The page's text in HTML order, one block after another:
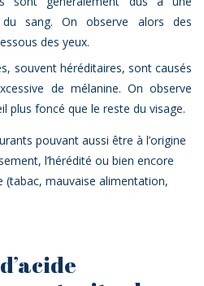
du sang. On observe alors des
des yeux.
souvent héréditaires, sont causés
de mélanine. On observe
plus foncé que le reste du visage.
pouvant aussi être à l’origine
l’hérédité ou bien encore
(tabac, mauvaise alimentation,